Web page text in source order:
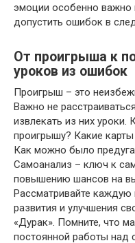
эмоции особенно важно
допустить ошибок в
От проигрыша к
уроков из ошибок
Проигрыш – это
Важно не
извлекать из них уроки.
проигрышу? Какие
Как можно было
Самоанализ – ключ к
повышению шансов на
Рассматривайте каждую
развития и улучшения
«Дурак». Помните, что
постоянной работы над